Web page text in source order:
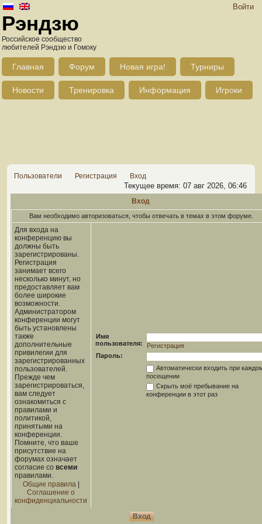
Войти
Рэндзю
Российское сообщество
любителей Рэндзю и Гомоку
Главная Форум Новая игра! Турниры
Новости Тренировка Информация Игроки
Пользователи Регистрация Вход
Текущее время: 07 авг 2026, 06:46
Вход
Вам необходимо авторизоваться, чтобы отвечать в темах в этом форуме.
Для входа на
конференцию вы
должны быть
зарегистрированы.
Регистрация
занимает всего
несколько минут, но
предоставляет вам
более широкие
возможности.
Администратором
конференции могут
быть установлены
также
дополнительные
привилегии для
зарегистрированных
пользователей.
Прежде чем
зарегистрироваться,
вам следует
ознакомиться с
правилами и
политикой,
принятыми на
конференции.
Помните, что ваше
присутствие на
форумах означает
согласие со всеми
правилами.
Общие правила|
Соглашение о
конфиденциальности
Имя
пользователя:
Регистрация
Пароль:
Автоматически входить при
посещении
Скрыть моё пребывание на
конференции в этот раз